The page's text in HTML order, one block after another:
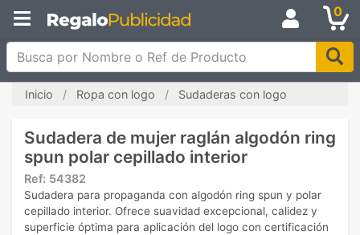
0
Busca por Nombre o Ref de Producto
Inicio Ropa con logo Sudaderas con logo
Sudadera de mujer raglán algodón ring
spun polar cepillado interior
Ref: 54382
Sudadera para propaganda con algodón ring spun y polar
cepillado interior. Ofrece suavidad excepcional, calidez y
superficie óptima para aplicación del logo con certificación